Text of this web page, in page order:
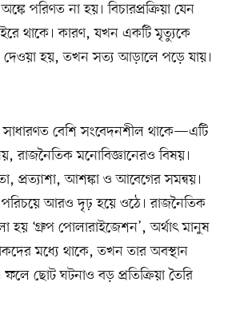
পরিণত না হয়। বিচারপ্রক্রিয়া যেন
থাকে। কারণ, যখন একটি মৃত্যুকে
হয়, তখন সত্য আড়ালে পড়ে যায়।
বেশি সংবেদনশীল থাকে—এটি
রাজনৈতিক মনোবিজ্ঞানেরও বিষয়।
প্রত্যাশা, আশঙ্কা ও আবেগের সমন্বয়।
আরও দৃঢ় হয়ে ওঠে। রাজনৈতিক
হয় ‘গ্রুপ পোলারাইজেশন’, অর্থাৎ মানুষ
মধ্যে থাকে, তখন তার অবস্থান
ছোট ঘটনাও বড় প্রতিক্রিয়া তৈরি